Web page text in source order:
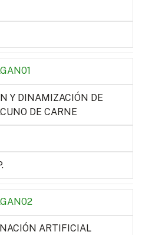
Y DINAMIZACIÓN DE
DE CARNE
ARTIFICIAL